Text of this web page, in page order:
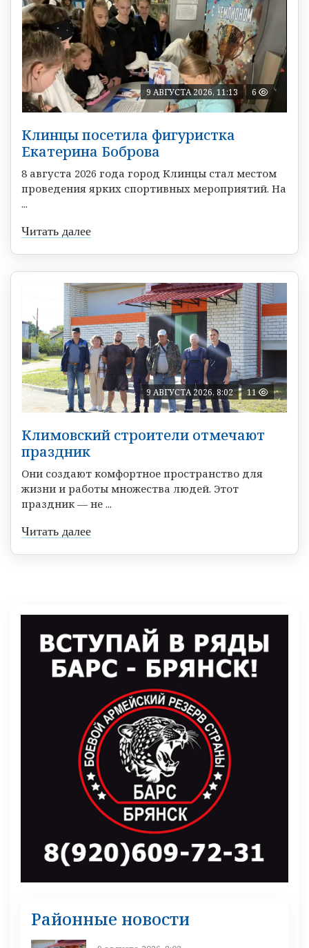
9 АВГУСТА 2026, 11:13 6
Клинцы посетила фигуристка
Екатерина Боброва
8 августа 2026 года город Клинцы стал местом
проведения ярких спортивных мероприятий. На
...
Читать далее
9 АВГУСТА 2026, 8:02 11
Климовский строители отмечают
праздник
Они создают комфортное пространство для
жизни и работы множества людей. Этот
праздник — не ...
Читать далее
Районные новости